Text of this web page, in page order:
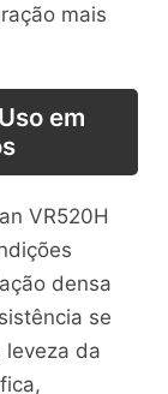
mais
em
VR520H
densa
se
leveza da